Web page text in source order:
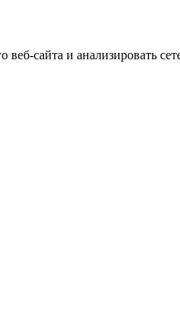
сайта и анализировать